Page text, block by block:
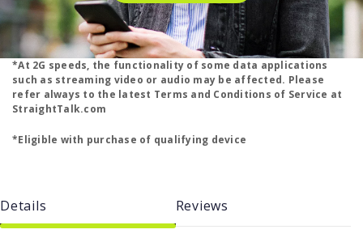
*At 2G speeds, the functionality of some data applications
such as streaming video or audio may be affected. Please
refer always to the latest Terms and Conditions of Service at
StraightTalk.com
*Eligible with purchase of qualifying device
Details Reviews